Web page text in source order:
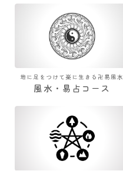
地に足をつけて楽に生きる卍易風水
風水・易占コース